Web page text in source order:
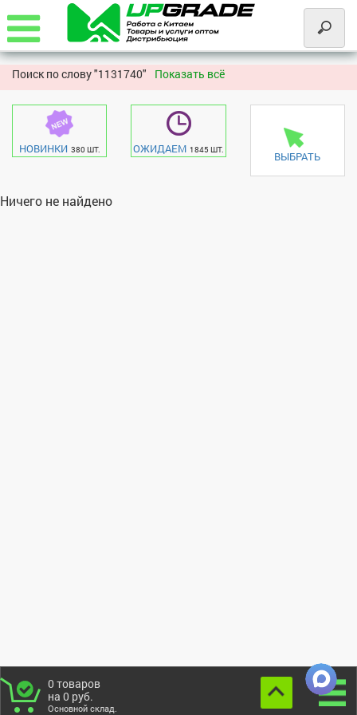
Поиск по слову "1131740" Показать всё
НОВИНКИ 380 ШТ. ОЖИДАЕМ 1845 ШТ. ВЫБРАТЬ
Ничего не найдено
0 товаров
на 0 руб.
Основной склад.